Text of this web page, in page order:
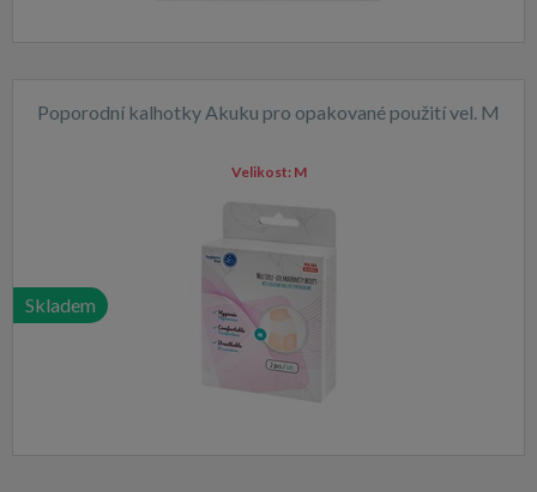
Poporodní kalhotky Akuku pro opakované použití vel. M
Skladem
Velikost: M